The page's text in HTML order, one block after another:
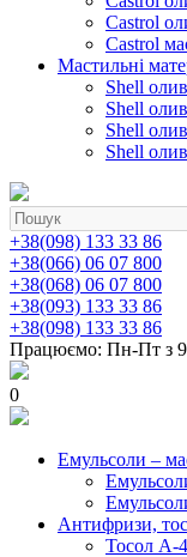
Castrol
Castrol
Мастильні
Shell
Shell
Shell
Shell
+38(098) 133 33 86
+38(066) 06 07 800
+38(068) 06 07 800
+38(093) 133 33 86
+38(098) 133 33 86
Працюємо: Пн-Пт з
0
Емульсоли –
Антифризи,
Тосол А-